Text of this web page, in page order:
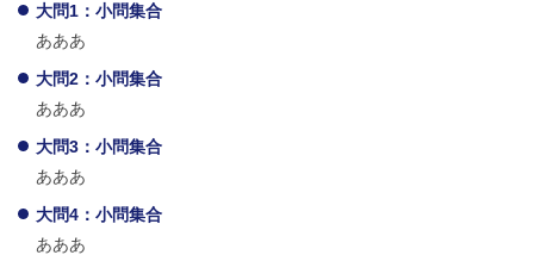
大問1：小問集合
あああ
大問2：小問集合
あああ
大問3：小問集合
あああ
大問4：小問集合
あああ